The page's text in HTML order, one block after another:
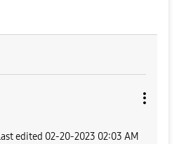
edited ‎02-20-2023 02:03 AM